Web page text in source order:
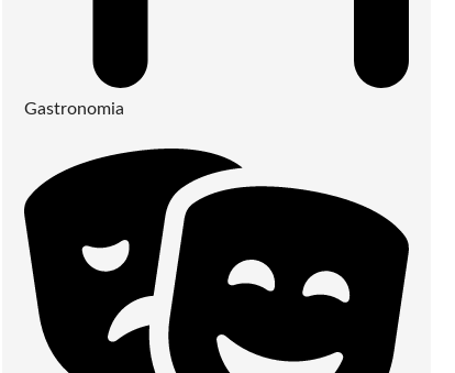
Gastronomia